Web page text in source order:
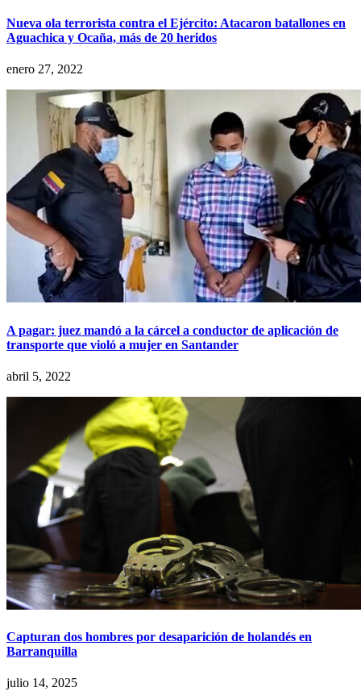
Nueva ola terrorista contra el Ejército: Atacaron batallones en
Aguachica y Ocaña, más de 20 heridos
enero 27, 2022
A pagar: juez mandó a la cárcel a conductor de aplicación de
transporte que violó a mujer en Santander
abril 5, 2022
Capturan dos hombres por desaparición de holandés en
Barranquilla
julio 14, 2025